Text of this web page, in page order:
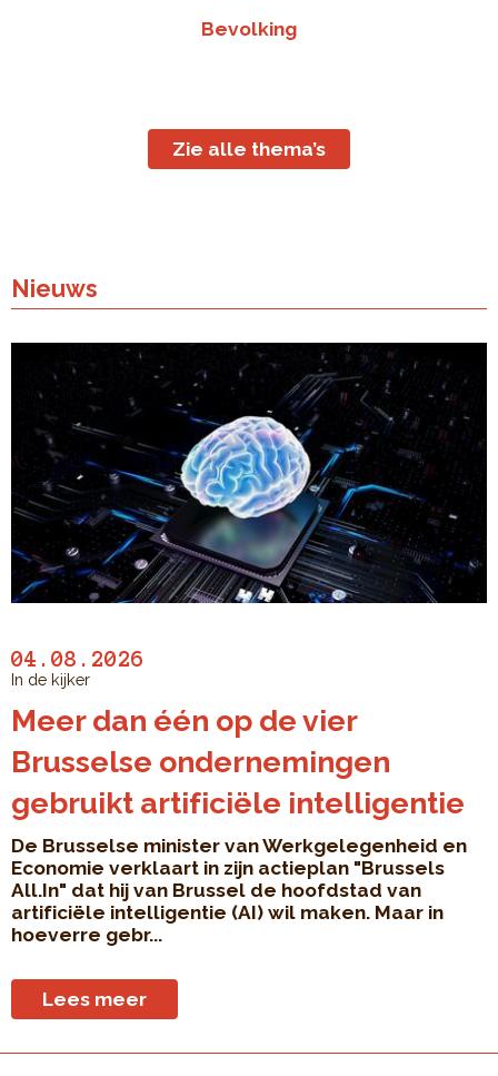
Bevolking
Zie alle thema’s
Nieuws
04.08.2026
In de kijker
Meer dan één op de vier
Brusselse ondernemingen
gebruikt artificiële intelligentie
De Brusselse minister van Werkgelegenheid en
Economie verklaart in zijn actieplan "Brussels
All.In" dat hij van Brussel de hoofdstad van
artificiële intelligentie (AI) wil maken. Maar in
hoeverre gebr...
Lees meer